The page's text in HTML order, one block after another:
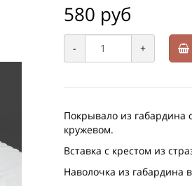
580 руб
- +
Покрывало из габардина
кружевом.
Вставка с крестом из
Наволочка из габардина